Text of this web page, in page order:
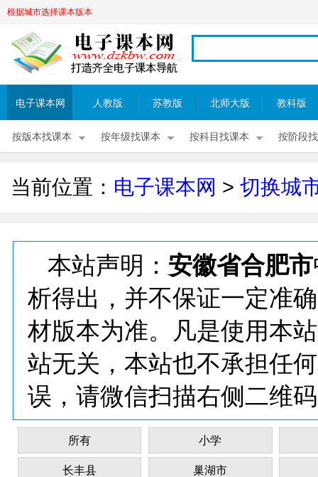
根据城市选择课本版本
电子课本网 人教版 苏教版 北师大版 教科版
按版本找课本 按年级找课本 按科目找课本 按阶段
当前位置： 电子课本网 > 切换城
本站声明： 安徽省合肥市
析得出，并不保证一定准
材版本为准。凡是使用本
站无关，本站也不承担任
误，请微信扫描右侧二维
所有 小学
长丰县 巢湖市